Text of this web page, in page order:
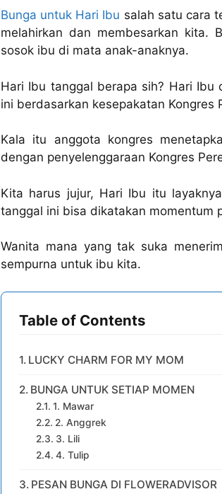
Bunga untuk Hari Ibu salah satu cara
melahirkan dan membesarkan kita.
sosok ibu di mata anak-anaknya.
Hari Ibu tanggal berapa sih? Hari Ibu
ini berdasarkan kesepakatan Kongres
Kala itu anggota kongres
dengan penyelenggaraan Kongres
Kita harus jujur, Hari Ibu itu
tanggal ini bisa dikatakan momentum
Wanita mana yang tak suka
sempurna untuk ibu kita.
Table of Contents
LUCKY CHARM FOR MY MOM
BUNGA UNTUK SETIAP MOMEN
1. Mawar
2. Anggrek
3. Lili
4. Tulip
PESAN BUNGA DI FLOWERADVISOR